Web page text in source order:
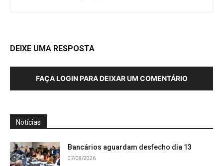
DEIXE UMA RESPOSTA
FAÇA LOGIN PARA DEIXAR UM COMENTÁRIO
Notícias
Bancários aguardam desfecho dia 13
07/08/2026